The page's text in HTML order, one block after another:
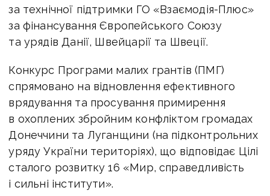
за технічної підтримки ГО «Взаємодія-Плюс»
за фінансування Європейського Союзу
та урядів Данії, Швейцарії та Швеції.
Конкурс Програми малих грантів (ПМГ)
спрямовано на відновлення ефективного
врядування та просування примирення
в охоплених збройним конфліктом громадах
Донеччини та Луганщини (на підконтрольних
уряду України територіях), що відповідає Цілі
сталого розвитку 16 «Мир, справедливість
і сильні інститути».